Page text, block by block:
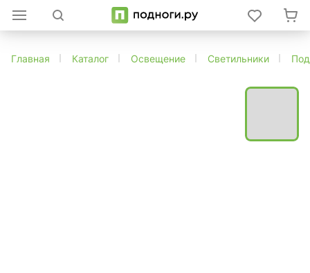
Главная Каталог Освещение Светильники